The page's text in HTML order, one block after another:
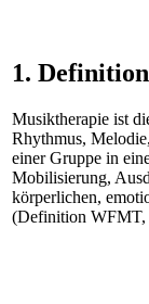
1.
Musiktherapie ist
Rhythmus,
einer Gruppe in
Mobilisierung,
körperlichen,
(Definition WFMT,